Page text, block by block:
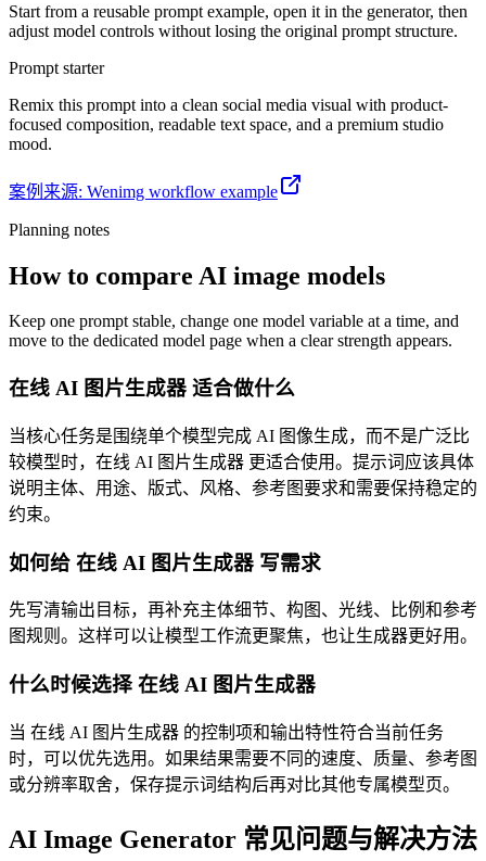
Start from a reusable prompt example, open it in the generator, then
adjust model controls without losing the original prompt structure.
Prompt starter
Remix this prompt into a clean social media visual with product-
focused composition, readable text space, and a premium studio
mood.
案例来源: Wenimg workflow example
Planning notes
How to compare AI image models
Keep one prompt stable, change one model variable at a time, and
move to the dedicated model page when a clear strength appears.
在线 AI 图片生成器 适合做什么
当核心任务是围绕单个模型完成 AI 图像生成，而不是广泛比
较模型时，在线 AI 图片生成器 更适合使用。提示词应该具体
说明主体、用途、版式、风格、参考图要求和需要保持稳定的
约束。
如何给 在线 AI 图片生成器 写需求
先写清输出目标，再补充主体细节、构图、光线、比例和参考
图规则。这样可以让模型工作流更聚焦，也让生成器更好用。
什么时候选择 在线 AI 图片生成器
当 在线 AI 图片生成器 的控制项和输出特性符合当前任务
时，可以优先选用。如果结果需要不同的速度、质量、参考图
或分辨率取舍，保存提示词结构后再对比其他专属模型页。
AI Image Generator 常见问题与解决方法